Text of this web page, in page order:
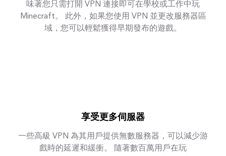
味著您只需打開 VPN 連接即可在學校或工作中玩
Minecraft。 此外，如果您使用 VPN 並更改服務器區
域，您可以輕鬆獲得早期發布的遊戲。
享受更多伺服器
一些高級 VPN 為其用戶提供無數服務器，可以減少游
戲時的延遲和緩衝。 隨著數百萬用戶在玩